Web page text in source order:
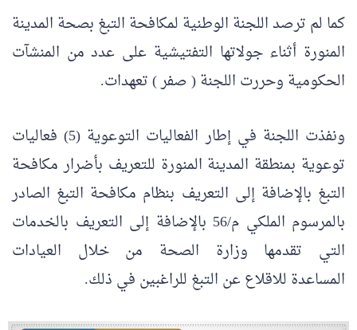
كما لم ترصد اللجنة الوطنية لمكافحة التبغ بصحة المدينة
المنورة أثناء جولاتها التفتيشية على عدد من المنشآت
الحكومية وحررت اللجنة ( صفر ) تعهدات.
ونفذت اللجنة في إطار الفعاليات التوعوية (5) فعاليات
توعوية بمنطقة المدينة المنورة للتعريف بأضرار مكافحة
التبغ بالإضافة إلى التعريف بنظام مكافحة التبغ الصادر
بالمرسوم الملكي م/56 بالإضافة إلى التعريف بالخدمات
التي تقدمها وزارة الصحة من خلال العيادات
المساعدة للاقلاع عن التبغ للراغبين في ذلك.